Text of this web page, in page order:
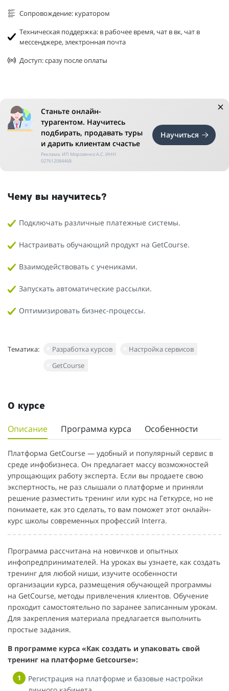
Сопровождение: куратором
Техническая поддержка: в рабочее время, чат в вк, чат в
мессенджере, электронная почта
Доступ: сразу после оплаты
Станьте онлайн-
турагентом. Научитесь
подбирать, продавать туры
и дарить клиентам счастье
Реклама. ИП Морозенко А.С. ИНН
027612084468
Научиться
Чему вы научитесь?
Подключать различные платежные системы.
Настраивать обучающий продукт на GetCourse.
Взаимодействовать с учениками.
Запускать автоматические рассылки.
Оптимизировать бизнес-процессы.
Тематика: Разработка курсов
Настройка сервисов
GetCourse
О курсе
Описание Программа курса Особенности
Платформа GetCourse — удобный и популярный сервис в
среде инфобизнеса. Он предлагает массу возможностей
упрощающих работу эксперта. Если вы продаете свою
экспертность, не раз слышали о платформе и приняли
решение разместить тренинг или курс на Геткурсе, но не
понимаете, как это сделать, то вам поможет этот онлайн-
курс школы современных профессий Interra.
Программа рассчитана на новичков и опытных
инфопредпринимателей. На уроках вы узнаете, как создать
тренинг для любой ниши, изучите особенности
организации курса, размещения обучающей программы
на GetCourse, методы привлечения клиентов. Обучение
проходит самостоятельно по заранее записанным урокам.
Для закрепления материала предлагается выполнить
простые задания.
В программе курса «Как создать и упаковать свой
тренинг на платформе Getcourse»:
Регистрация на платформе и базовые настройки